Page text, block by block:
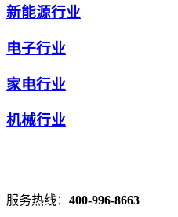
新能源行业
电子行业
家电行业
机械行业
服务热线： 400-996-8663